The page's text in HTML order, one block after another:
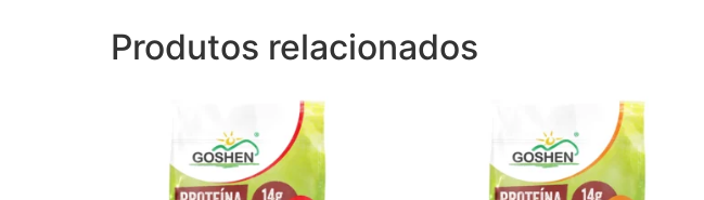
Produtos relacionados